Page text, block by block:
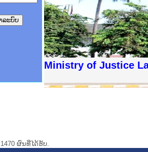
Ministry of Justice
ຜົນທີ່ໄດ້ຮັບ.